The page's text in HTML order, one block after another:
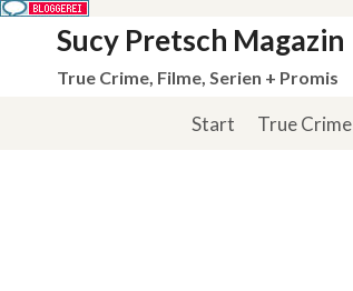
springen
Sucy Pretsch Magazin
True Crime, Filme, Serien + Promis
Start True Crime